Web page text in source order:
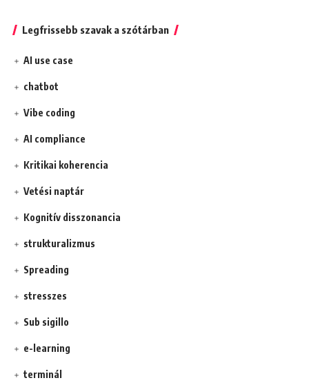
Legfrissebb szavak a szótárban
AI use case
chatbot
Vibe coding
AI compliance
Kritikai koherencia
Vetési naptár
Kognitív disszonancia
strukturalizmus
Spreading
stresszes
Sub sigillo
e-learning
terminál